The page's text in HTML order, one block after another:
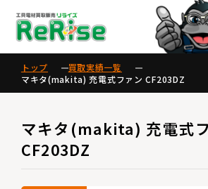
トップ
買取実績一覧
マキタ(makita) 充電式ファン CF203DZ
マキタ(makita) 充電式
CF203DZ